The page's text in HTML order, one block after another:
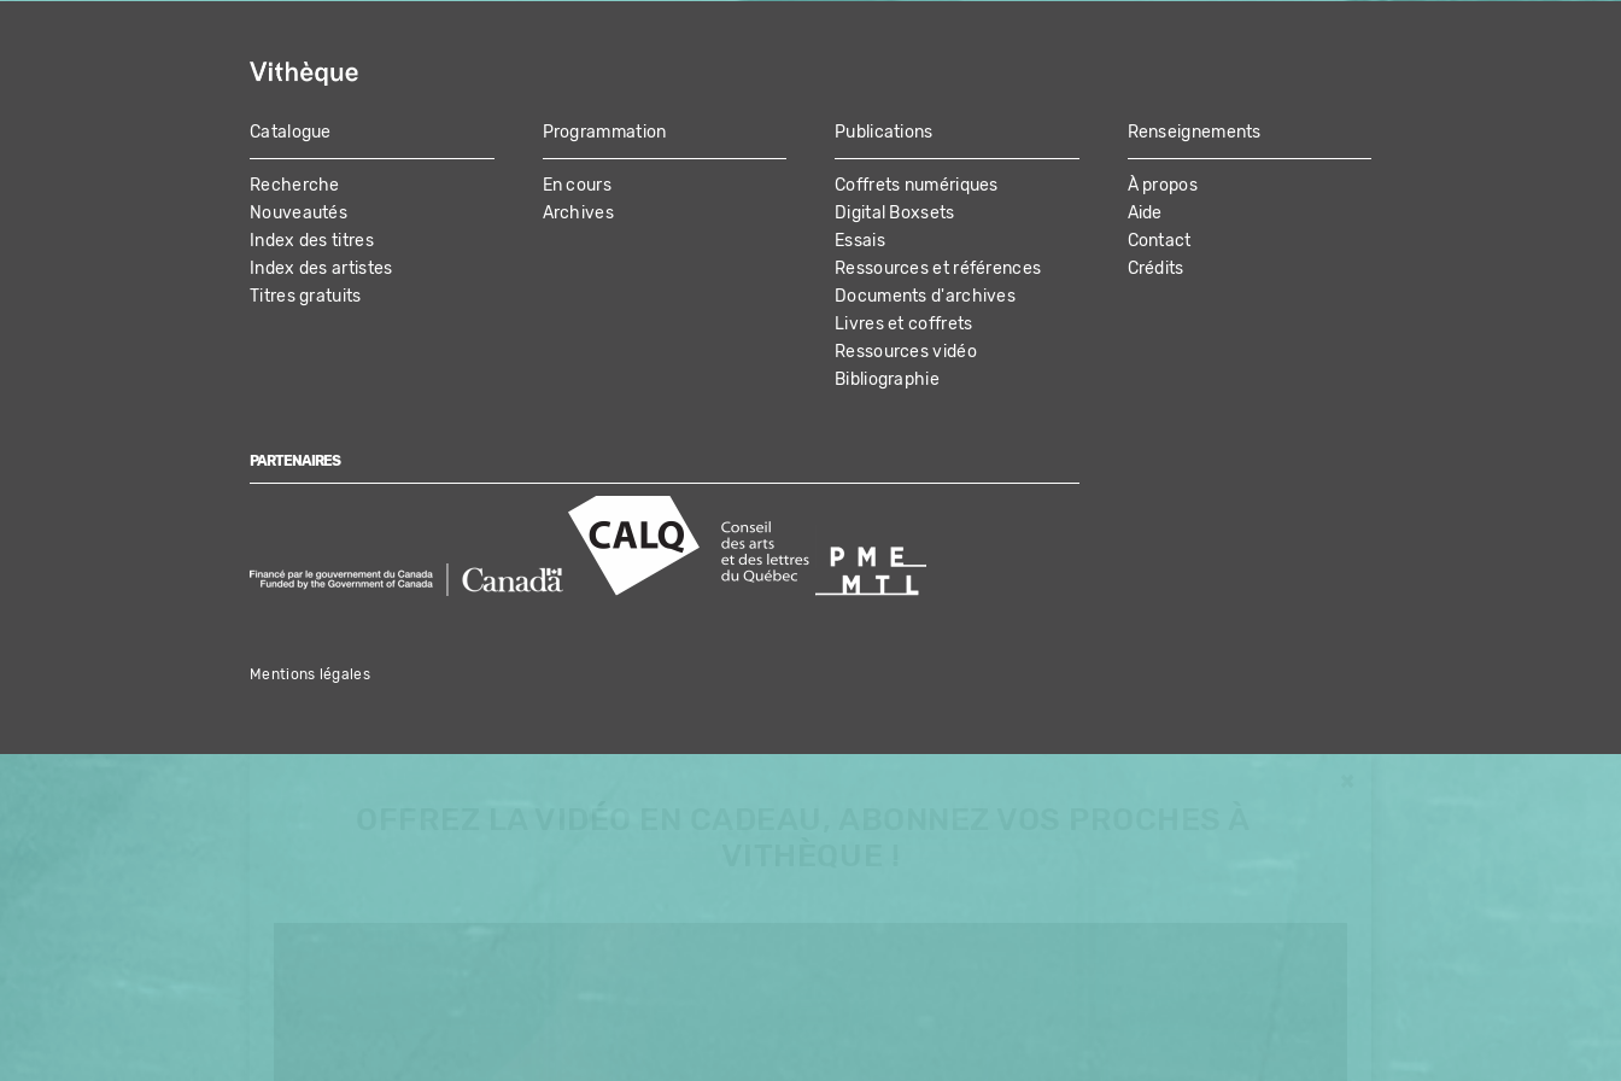
MAIN
NAVIGATION
Catalogue
Recherche
Nouveautés
Index des titres
Index des artistes
Titres gratuits
Programmation
En cours
Archives
Publications
Coffrets numériques
Digital Boxsets
Essais
Ressources et références
Documents d'archives
Livres et coffrets
Ressources vidéo
Bibliographie
Renseignements
À propos
Aide
Contact
Crédits
PARTENAIRES
Mentions légales